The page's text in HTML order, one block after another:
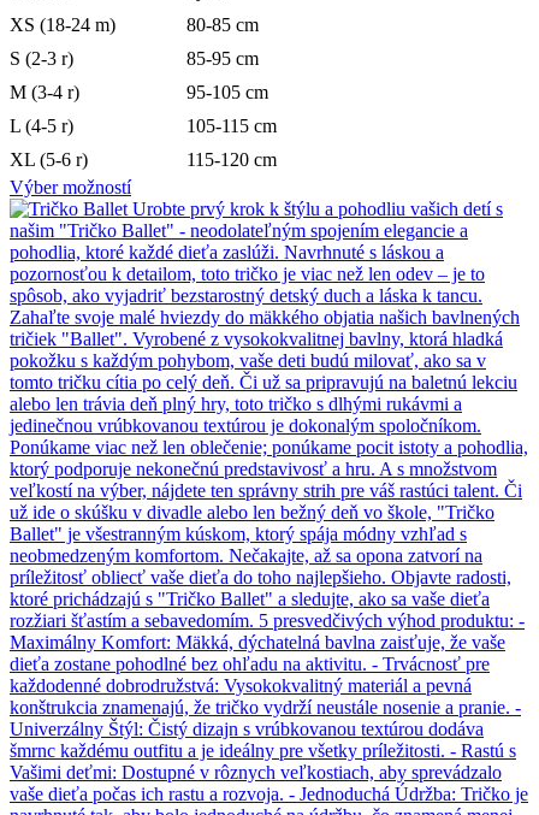
XS (18-24 m)
80-85 cm
S (2-3 r)
85-95 cm
M (3-4 r)
95-105 cm
L (4-5 r)
105-115 cm
XL (5-6 r)
115-120 cm
Výber možností